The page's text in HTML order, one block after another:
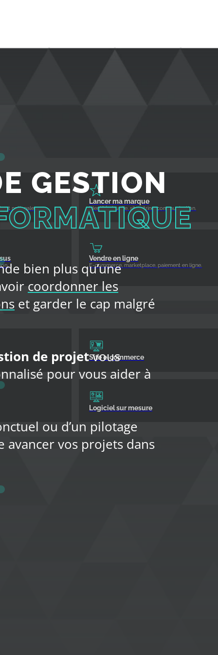
et nationale.
Lancer ma marque
Identité visuelle, site vitrine, communication.
Vendre en ligne
E-commerce, marketplace, paiement en ligne.
Site e‑commerce
Logiciel sur mesure
GESTION
bien plus qu’une
coordonner les
et garder le cap malgré
de projetvous
pour vous aider à
ou d’un pilotage
avancer vos projets dans